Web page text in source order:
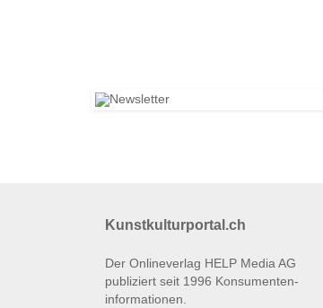
Kunstkulturportal.ch
Der Onlineverlag HELP Media AG
publiziert seit 1996 Konsumenten­
informationen.